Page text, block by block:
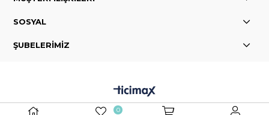
SOSYAL
ŞUBELERİMİZ
0